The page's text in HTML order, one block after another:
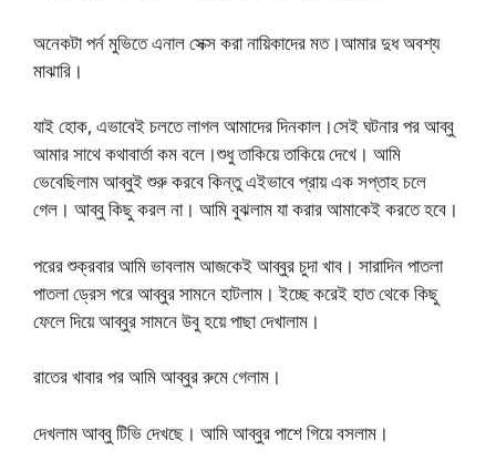
অনেকটা পর্ন মুভিতে এনাল সেক্স করা নায়িকাদের মত।আমার দুধ অবশ্য
মাঝারি।
যাই হোক, এভাবেই চলতে লাগল আমাদের দিনকাল।সেই ঘটনার পর আব্বু
আমার সাথে কথাবার্তা কম বলে।শুধু তাকিয়ে তাকিয়ে দেখে। আমি
ভেবেছিলাম আব্বুই শুরু করবে কিন্তু এইভাবে প্রায় এক সপ্তাহ চলে
গেল। আব্বু কিছু করল না। আমি বুঝলাম যা করার আমাকেই করতে হবে।
পরের শুক্রবার আমি ভাবলাম আজকেই আব্বুর চুদা খাব। সারাদিন পাতলা
পাতলা ড্রেস পরে আব্বুর সামনে হাটলাম। ইচ্ছে করেই হাত থেকে কিছু
ফেলে দিয়ে আব্বুর সামনে উবু হয়ে পাছা দেখালাম।
রাতের খাবার পর আমি আব্বুর রুমে গেলাম।
দেখলাম আব্বু টিভি দেখছে। আমি আব্বুর পাশে গিয়ে বসলাম।